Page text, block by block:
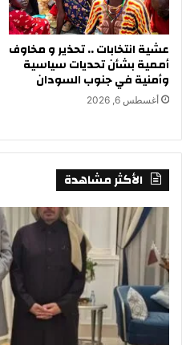
عشية انتخابات .. تحذير و مخاوف
أممية بشأن تحديات سياسية
وأمنية في جنوب السودان
أغسطس 6, 2026
الأكثر مشاهدة